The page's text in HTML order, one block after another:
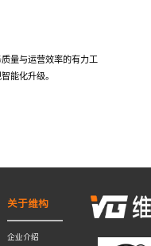
量与运营效率的有力工
能化升级。
关于维构
企业介绍